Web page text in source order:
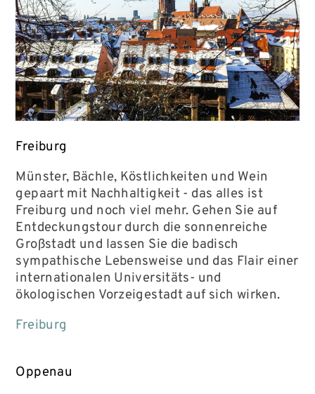
Freiburg
Münster, Bächle, Köstlichkeiten und Wein
gepaart mit Nachhaltigkeit - das alles ist
Freiburg und noch viel mehr. Gehen Sie auf
Entdeckungstour durch die sonnenreiche
Großstadt und lassen Sie die badisch
sympathische Lebensweise und das Flair einer
internationalen Universitäts- und
ökologischen Vorzeigestadt auf sich wirken.
Freiburg
Oppenau